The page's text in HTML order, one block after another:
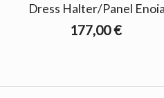
Dress Halter/Panel Enoia
177,00 €